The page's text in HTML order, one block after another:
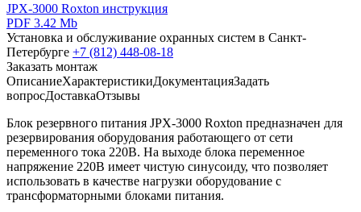
JPX-3000 Roxton инструкция
PDF 3.42 Mb
Установка и обслуживание охранных систем в Санкт-
Петербурге +7 (812) 448-08-18
Заказать монтаж
ОписаниеХарактеристикиДокументацияЗадать
вопросДоставкаОтзывы
Блок резервного питания JPX-3000 Roxton предназначен для
резервирования оборудования работающего от сети
переменного тока 220В. На выходе блока переменное
напряжение 220В имеет чистую синусоиду, что позволяет
использовать в качестве нагрузки оборудование с
трансформаторными блоками питания.